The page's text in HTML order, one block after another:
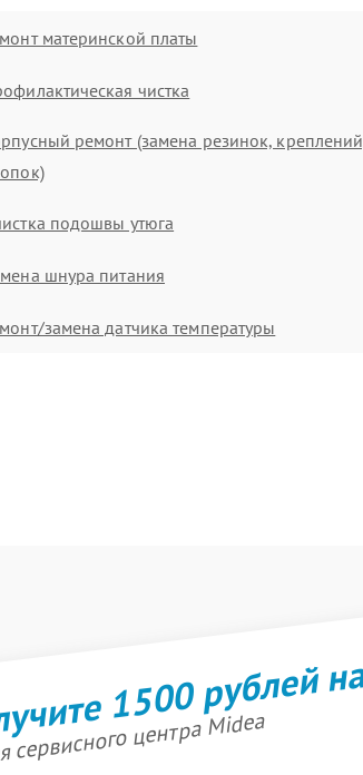
материнской платы
чистка
ремонт (замена резинок,
подошвы утюга
шнура питания
замена датчика температуры
1500 рублей
центра Midea